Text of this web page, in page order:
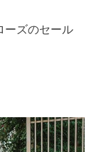
ーズのセール